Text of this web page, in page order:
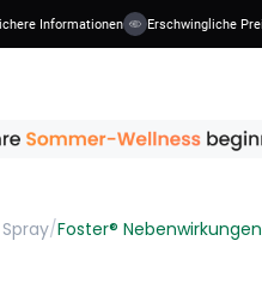
Informationen Erschwingliche Preise
/Foster® Nebenwirkungen